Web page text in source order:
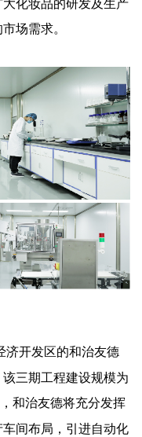
大化妆品的研发及生产
场需求。
济开发区的和治友德
三期工程建设规模为
和治友德将充分发挥
车间布局，引进自动化